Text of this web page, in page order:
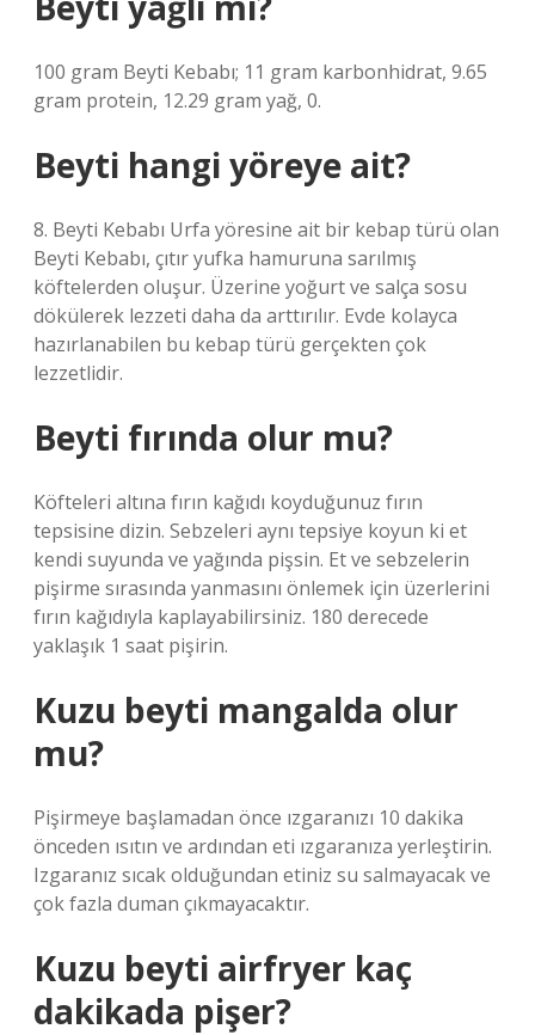
100 gram Beyti Kebabı; 11 gram karbonhidrat, 9.65
gram protein, 12.29 gram yağ, 0.
Beyti hangi yöreye ait?
8. Beyti Kebabı Urfa yöresine ait bir kebap türü olan
Beyti Kebabı, çıtır yufka hamuruna sarılmış
köftelerden oluşur. Üzerine yoğurt ve salça sosu
dökülerek lezzeti daha da arttırılır. Evde kolayca
hazırlanabilen bu kebap türü gerçekten çok
lezzetlidir.
Beyti fırında olur mu?
Köfteleri altına fırın kağıdı koyduğunuz fırın
tepsisine dizin. Sebzeleri aynı tepsiye koyun ki et
kendi suyunda ve yağında pişsin. Et ve sebzelerin
pişirme sırasında yanmasını önlemek için üzerlerini
fırın kağıdıyla kaplayabilirsiniz. 180 derecede
yaklaşık 1 saat pişirin.
Kuzu beyti mangalda olur
mu?
Pişirmeye başlamadan önce ızgaranızı 10 dakika
önceden ısıtın ve ardından eti ızgaranıza yerleştirin.
Izgaranız sıcak olduğundan etiniz su salmayacak ve
çok fazla duman çıkmayacaktır.
Kuzu beyti airfryer kaç
dakikada pişer?